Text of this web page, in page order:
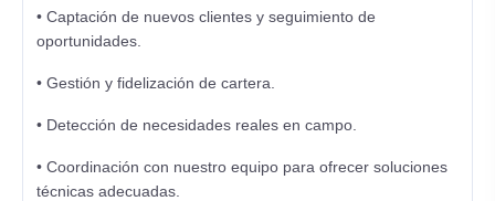
• Captación de nuevos clientes y seguimiento de
oportunidades.
• Gestión y fidelización de cartera.
• Detección de necesidades reales en campo.
• Coordinación con nuestro equipo para ofrecer soluciones
técnicas adecuadas.